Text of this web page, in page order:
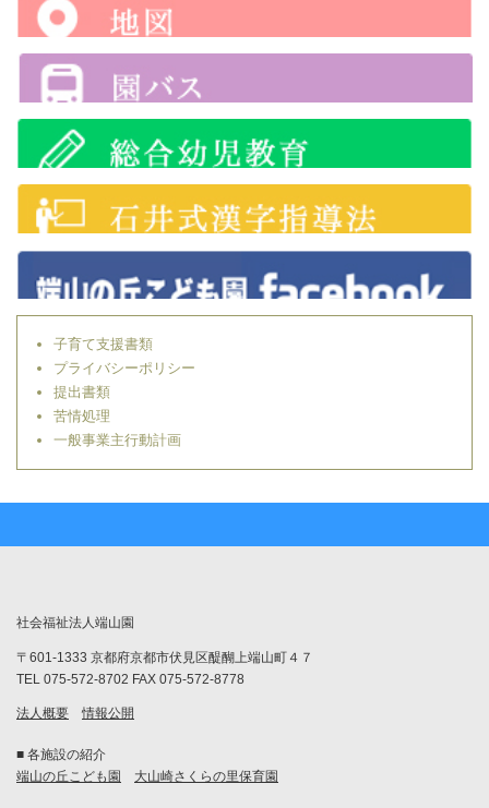
子育て支援書類
プライバシーポリシー
提出書類
苦情処理
一般事業主行動計画
社会福祉法人端山園
〒601-1333 京都府京都市伏見区醍醐上端山町４７
TEL 075-572-8702 FAX 075-572-8778
法人概要 情報公開
■ 各施設の紹介
端山の丘こども園
大山崎さくらの里保育園